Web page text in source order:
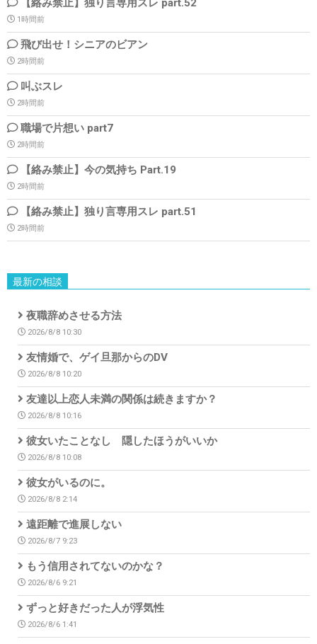
【絡み禁止】独り言専用スレ part.52
1時間前
飛び出せ！シニアのビアン
2時間前
叫ぶスレ
2時間前
職場で片想い part7
2時間前
【絡み禁止】今の気持ち Part.19
2時間前
【絡み禁止】独り言専用スレ part.51
2時間前
最新の相談
夜職辞めさせる方法
2026/8/8 10:30
友情婚で、ゲイ旦那からのDV
2026/8/8 10:20
友達以上恋人未満の関係は続きますか？
2026/8/8 10:16
彼女いたことなし 隠したほうがいいか
2026/8/8 10:08
彼女がいるのに。
2026/8/8 2:14
遠距離で進展しない
2026/8/7 9:23
もう信用されてないのかな？
2026/8/6 9:21
ずっと好きだった人が浮気性
2026/8/6 1:41